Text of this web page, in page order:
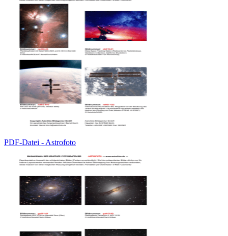
PDF-Datei - Astrofoto